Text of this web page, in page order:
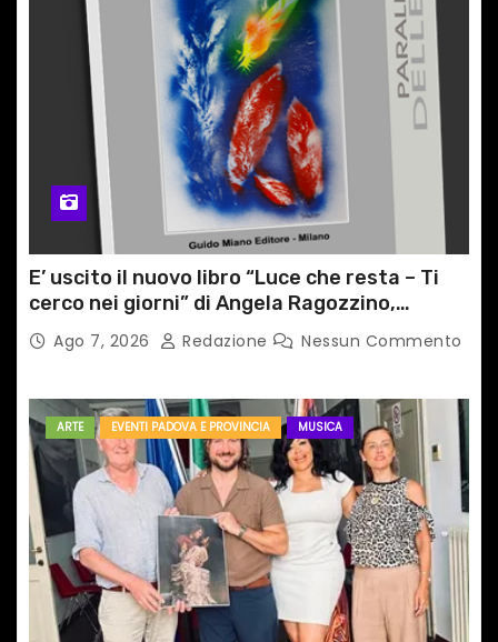
E’ uscito il nuovo libro “Luce che resta – Ti
cerco nei giorni” di Angela Ragozzino,
medico primario di Capua
Ago 7, 2026 Redazione Nessun Commento
ARTE EVENTI PADOVA E PROVINCIA MUSICA